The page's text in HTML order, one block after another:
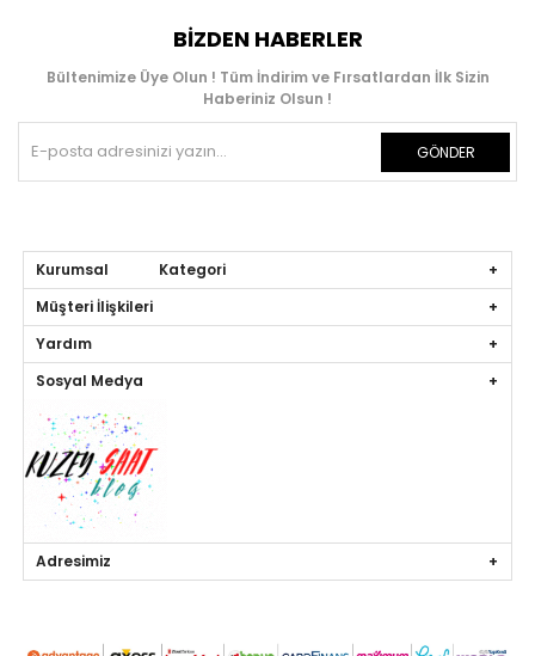
BIZDEN HABERLER
Bültenimize Üye Olun ! Tüm İndirim ve Fırsatlardan İlk Sizin
Haberiniz Olsun !
GÖNDER
Kurumsal Kategori
Müşteri İlişkileri
Yardım
Sosyal Medya
Adresimiz